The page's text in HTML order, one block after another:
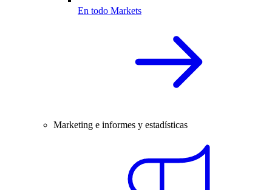
En todo Markets
Marketing e informes y estadísticas